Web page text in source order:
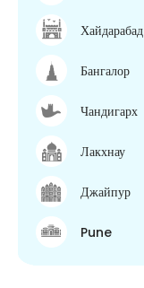
Хайдарабад
Бангалор
Чандигарх
Лакхнау
Джайпур
Pune